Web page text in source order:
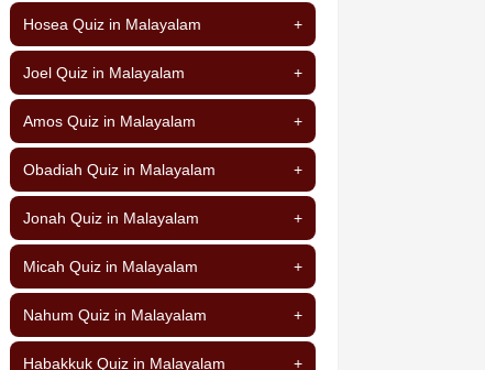
Hosea Quiz in Malayalam +
Joel Quiz in Malayalam +
Amos Quiz in Malayalam +
Obadiah Quiz in Malayalam +
Jonah Quiz in Malayalam +
Micah Quiz in Malayalam +
Nahum Quiz in Malayalam +
Habakkuk Quiz in Malayalam +